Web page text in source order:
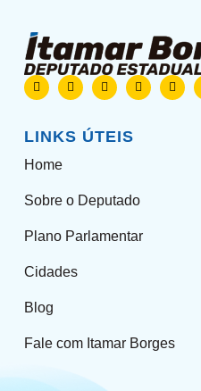
LINKS ÚTEIS
Home
Sobre o Deputado
Plano Parlamentar
Cidades
Blog
Fale com Itamar Borges